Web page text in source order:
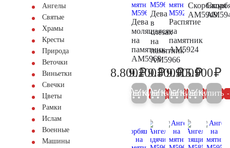
Ангелы
Святые
Храмы
Кресты
Природа
Веточки
Виньетки
Свечки
Цветы
Рамки
Ислам
Военные
Машины
Дева
молящаяся
на
памятник
AM5968
9.300
8.800₽
Купить 5%
Дева
в
слезах
на
памятник
AM5966
9.700
9.200₽
Купить 5%
Распятие
на
памятник
AM5924
9.800
9.300₽
Купить 5%
Скорбящая
AM5949
10.400
9.900₽
Купить 5%
15.900₽
Купить